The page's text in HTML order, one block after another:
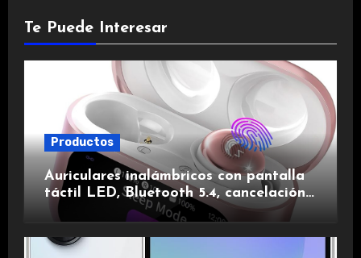
Te Puede Interesar
Productos
Auriculares inalámbricos con pantalla
táctil LED, Bluetooth 5.4, cancelación
de ruido, impermeables y de larga
duración.